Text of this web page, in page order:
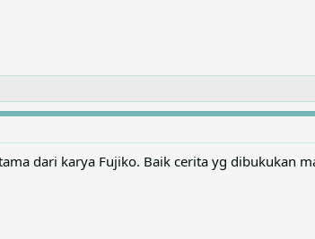
dari karya Fujiko. Baik cerita yg dibukukan